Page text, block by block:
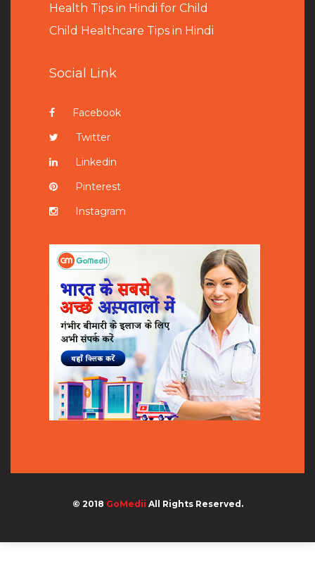
Health Tips in Hindi for Child
Child Healthcare Tips in Hindi
Social Link
Facebook
Twitter
Linkedin
Pinterest
Instagram
© 2018 GoMedii All Rights Reserved.